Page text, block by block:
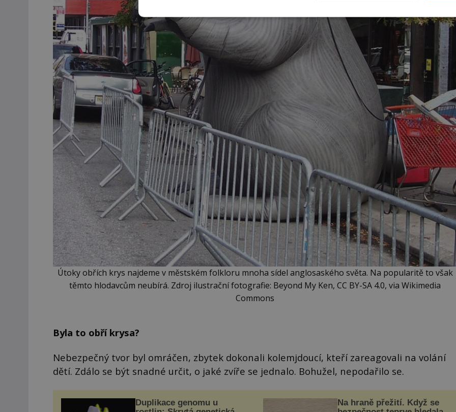
Útoky obřích krys najdeme v městském folkloru mnoha sídel anglosaského světa. Na popularitě to však
těmto hlodavcům neubírá. Zdroj ilustrační fotografie: Beyond My Ken, CC BY-SA 4.0, via Wikimedia
Commons
Byla to obří krysa?
Nebezpečný tvor byl omráčen, zbytek dokonali kolemjdoucí, kteří zareagovali na volání
dětí. Zdálo se být snadné určit, o jaké zvíře se jednalo. Bohužel, nepodařilo se.
Duplikace genomu u
Na hraně přežití. Když se